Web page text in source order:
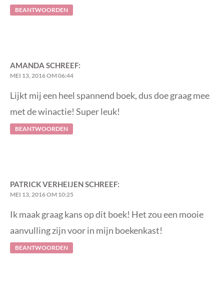
BEANTWOORDEN
AMANDA SCHREEF:
MEI 13, 2016 OM 06:44
Lijkt mij een heel spannend boek, dus doe graag mee
met de winactie! Super leuk!
BEANTWOORDEN
PATRICK VERHEIJENSCHREEF:
MEI 13, 2016 OM 10:25
Ik maak graag kans op dit boek! Het zou een mooie
aanvulling zijn voor in mijn boekenkast!
BEANTWOORDEN